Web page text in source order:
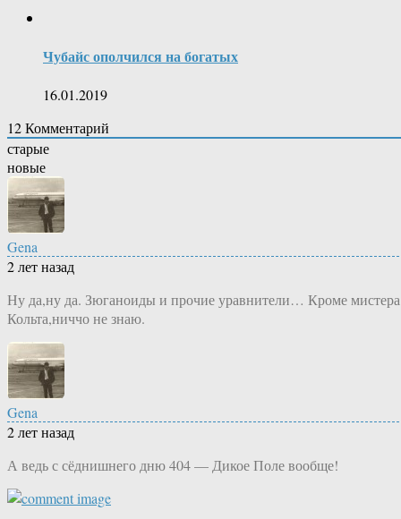
Чубайс ополчился на богатых
16.01.2019
12Комментарий
старые
новые
Gena
2 лет назад
Ну да,ну да. Зюганоиды и прочие уравнители… Кроме мистера
Кольта,ниччо не знаю.
Gena
2 лет назад
А ведь с сёднишнего дню 404 — Дикое Поле вообще!